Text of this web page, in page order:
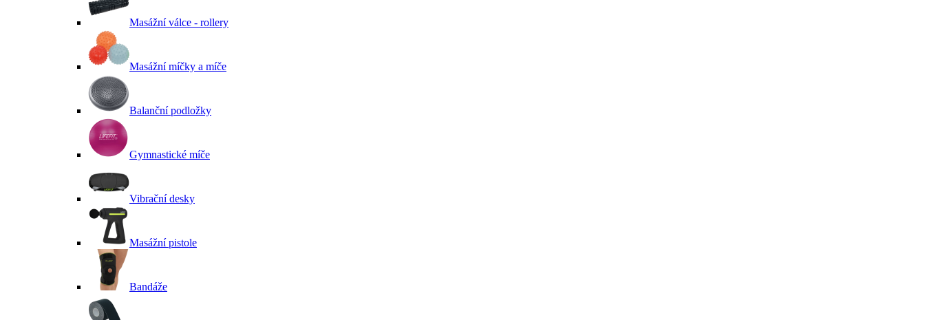
Masážní válce - rollery
Masážní míčky a míče
Balanční podložky
Gymnastické míče
Vibrační desky
Masážní pistole
Bandáže